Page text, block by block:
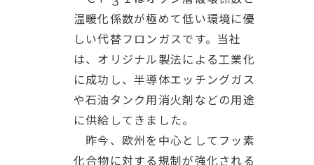
温暖化係数が極めて低い環境に優
しい代替フロンガスです。当社
は、オリジナル製法による工業化
に成功し、半導体エッチングガス
や石油タンク用消火剤などの用途
に供給してきました。
昨今、欧州を中心としてフッ素
化合物に対する規制が強化される